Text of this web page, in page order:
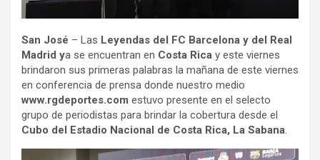
San José – Las Leyendas del FC Barcelona y del Real
Madrid ya se encuentran en Costa Rica y este viernes
brindaron sus primeras palabras la mañana de este viernes
en conferencia de prensa donde nuestro medio
www.rgdeportes.com estuvo presente en el selecto
grupo de periodistas para brindar la cobertura desde el
Cubo del Estadio Nacional de Costa Rica, La Sabana.